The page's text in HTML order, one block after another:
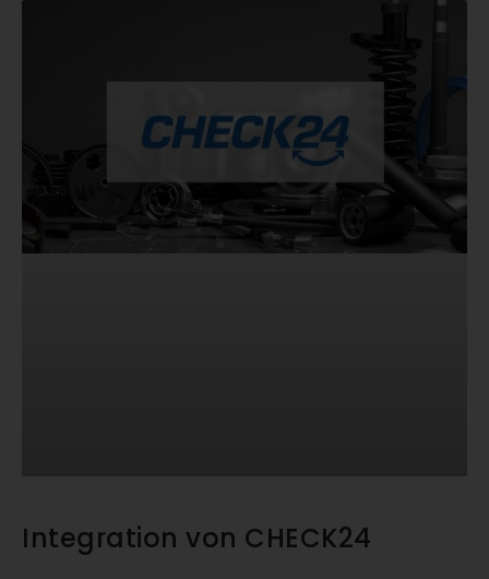
Integration von CHECK24